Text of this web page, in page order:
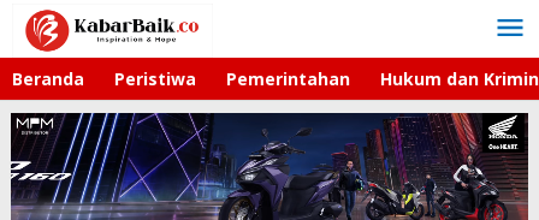
Lewati
konten
Beranda Peristiwa Pemerintahan Hukum dan